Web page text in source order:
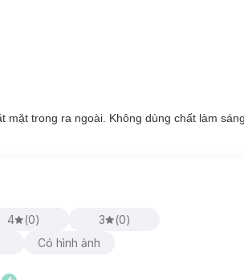
trong ra ngoài. Không dùng chất làm
4 (0) 3 (0)
Có hình ảnh